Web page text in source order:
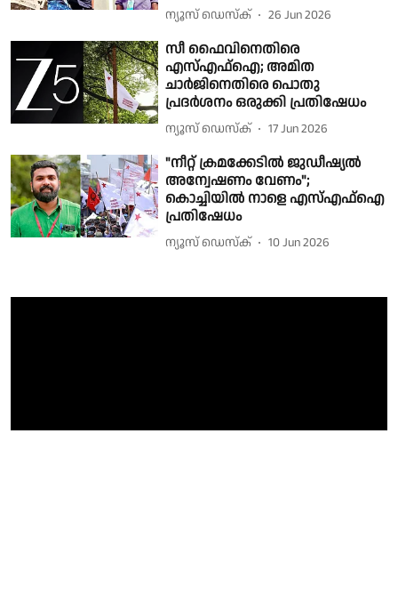
ന്യൂസ് ഡെസ്ക് 26 Jun 2026
സീ ഫൈവിനെതിരെ
എസ്എഫ്ഐ; അമിത
ചാർജിനെതിരെ പൊതു
പ്രദർശനം ഒരുക്കി പ്രതിഷേധം
ന്യൂസ് ഡെസ്ക് 17 Jun 2026
"നീറ്റ് ക്രമക്കേടിൽ ജുഡീഷ്യൽ
അന്വേഷണം വേണം";
കൊച്ചിയിൽ നാളെ എസ്എഫ്ഐ
പ്രതിഷേധം
ന്യൂസ് ഡെസ്ക് 10 Jun 2026